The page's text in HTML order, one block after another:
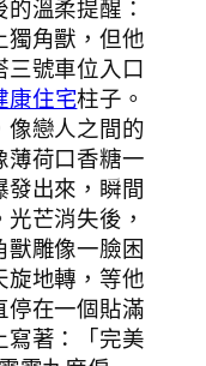
溫柔提醒：
獨角獸，但他
號車位入口
康住宅柱子。
像戀人之間的
薄荷口香糖一
出來，瞬間
芒消失後，
雕像一臉困
旋地轉，等他
停在一個貼滿
寫著：「完美